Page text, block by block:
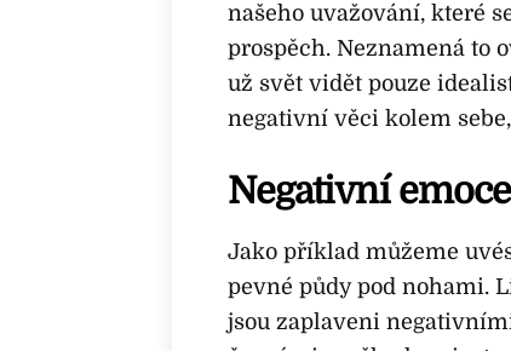
našeho uvažování, které
prospěch. Neznamená to
už svět vidět pouze
negativní věci kolem
Negativní
Jako příklad můžeme
pevné půdy pod nohami.
jsou zaplaveni